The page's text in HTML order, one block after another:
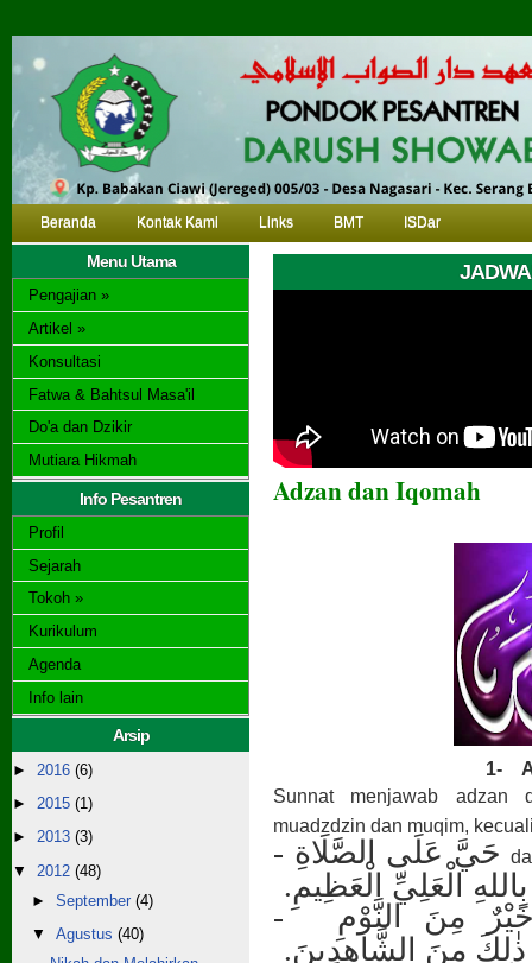
Beranda Kontak Kami Links BMT ISDar
Menu Utama
Pengajian »
Artikel »
Konsultasi
Fatwa & Bahtsul Masa'il
Do'a dan Dzikir
Mutiara Hikmah
Info Pesantren
Profil
Sejarah
Tokoh »
Kurikulum
Agenda
Info lain
Arsip
► 2016 (6)
► 2015 (1)
► 2013 (3)
▼ 2012 (48)
► September (4)
▼ Agustus (40)
Adzan dan Iqomah
1-
Sunnat menjawab adzan
muadzdzin dan muqim,
- حَيَّ عَلَى الصَّلَاةِ
الْعَلِيِّ الْعَظِيمِ.
-
مِنَ النَّوْمِ
ذٰلِكَ مِنَ الشَّاهِدِينَ.